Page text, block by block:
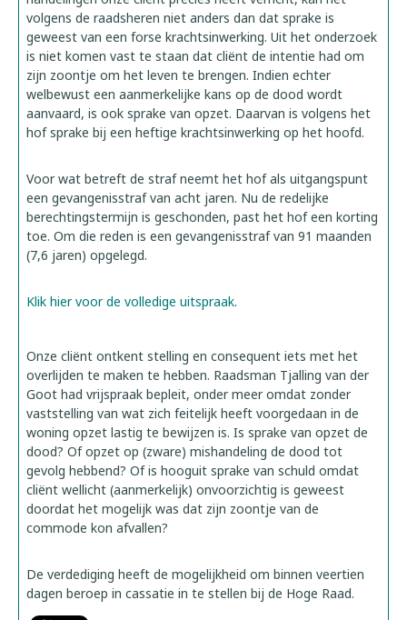
volgens de raadsheren niet anders dan dat sprake is
geweest van een forse krachtsinwerking. Uit het onderzoek
is niet komen vast te staan dat cliënt de intentie had om
zijn zoontje om het leven te brengen. Indien echter
welbewust een aanmerkelijke kans op de dood wordt
aanvaard, is ook sprake van opzet. Daarvan is volgens het
hof sprake bij een heftige krachtsinwerking op het hoofd.
Voor wat betreft de straf neemt het hof als uitgangspunt
een gevangenisstraf van acht jaren. Nu de redelijke
berechtingstermijn is geschonden, past het hof een korting
toe. Om die reden is een gevangenisstraf van 91 maanden
(7,6 jaren) opgelegd.
Klik hier voor de volledige uitspraak.
Onze cliënt ontkent stelling en consequent iets met het
overlijden te maken te hebben. Raadsman Tjalling van der
Goot had vrijspraak bepleit, onder meer omdat zonder
vaststelling van wat zich feitelijk heeft voorgedaan in de
woning opzet lastig te bewijzen is. Is sprake van opzet de
dood? Of opzet op (zware) mishandeling de dood tot
gevolg hebbend? Of is hooguit sprake van schuld omdat
cliënt wellicht (aanmerkelijk) onvoorzichtig is geweest
doordat het mogelijk was dat zijn zoontje van de
commode kon afvallen?
De verdediging heeft de mogelijkheid om binnen veertien
dagen beroep in cassatie in te stellen bij de Hoge Raad.